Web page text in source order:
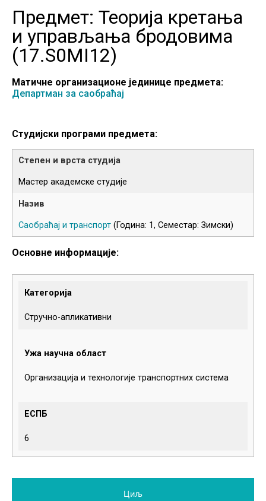
Предмет: Теорија кретања
и управљања бродовима
(17.S0MI12)
Матичне организационе јединице предмета:
Департман за саобраћај
Студијски програми предмета:
Мастер академске студије
Саобраћај и транспорт (Година: 1, Семестар: Зимски)
Основне информације:
Категорија
Стручно-апликативни
Ужа научна област
Организација и технологије транспортних система
ЕСПБ
6
Циљ